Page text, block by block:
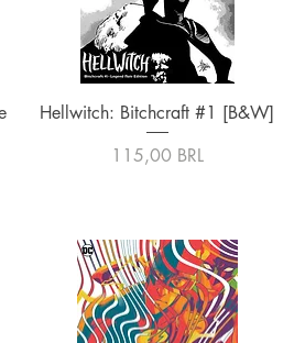
Vista rápida
Hellwitch: Bitchcraft #1 [B&W]
Precio
115,00 BRL